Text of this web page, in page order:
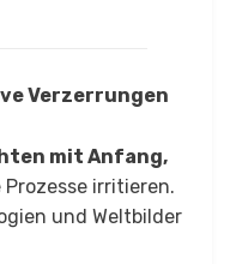
Verzerrungen
mit Anfang,
irritieren.
und Weltbilder